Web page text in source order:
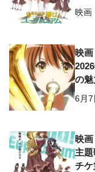
弾キ
映画
映
の
6月7
映
主
チ